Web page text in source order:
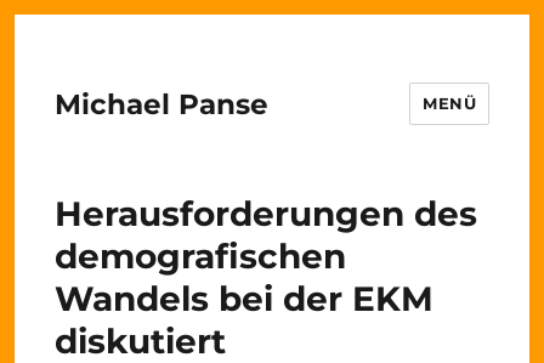
Michael Panse MENÜ
Herausforderungen des
demografischen
Wandels bei der EKM
diskutiert